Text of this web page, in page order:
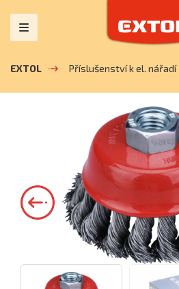
EXTOL Příslušenství k el. nářadí